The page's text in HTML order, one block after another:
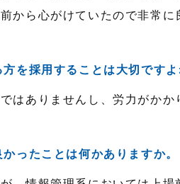
から心がけていたので非常に
を採用することは大切ですよ
はありませんし、労力がかか
ったことは何かありますか。